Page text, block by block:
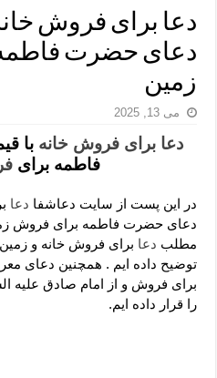
معجزات دعای یا من اظهر الجمیل
مهم ترین اذکار الهی و فضیلت
دعا برای ترس بچه ها در خواب –
نماز حاجت برای کار گشایی-
دعای رفع فقر و طلب رزق و روزی –
لا حول ولا قوة الا بالله برای
دعای قوی رفع ترس – دعای مجرب
دعا برای پولدار شدن در یک روز
دعا برای فروش
دعای حضرت
زمین
می 13, 2025
دعا برای فروش خانه با
فاطمه برای
در این پست از سایت دعاشفا دعا
دعای حضرت فاطمه برای فروش
مطلب دعا برای فروش خانه و زمین
توضیح داده ایم . همچنین دعای
برای فروش و از امام صادق علیه
را قرار داده ایم.